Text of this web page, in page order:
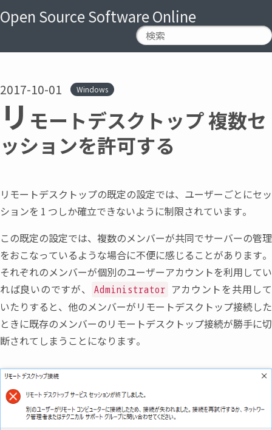
Open Source Software Online
2017-10-01 Windows
リ モートデスクトップ 複数セ
ッションを許可する
リモートデスクトップの既定の設定では、 ユーザーごとにセッ
ションを 1 つしか確立できないように制限されています。
この既定の設定では、 複数のメンバーが共同でサーバーの管理
をおこなっているような場合に不便に感じることがあります。
それぞれのメンバーが個別のユーザーアカウントを利用してい
れば良いのですが、 Administrator アカウントを共用して
いたりすると、 他のメンバーがリモートデスクトップ接続した
ときに既存のメンバーのリモートデスクトップ接続が勝手に切
断されてしまうことになります。